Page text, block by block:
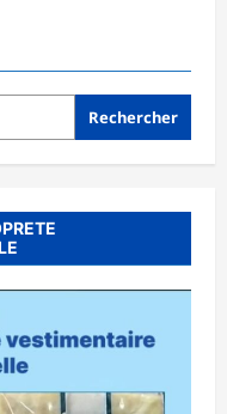
Rechercher